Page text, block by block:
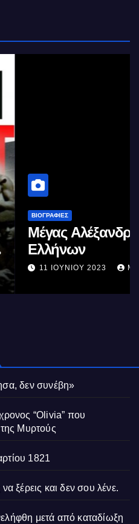
Ο μέγιστος των
δεν συνέβη»
“Olivia” που
της Μυρτούς
1821
ξέρεις και δεν σου λένε.
μετά από καταδίωξη